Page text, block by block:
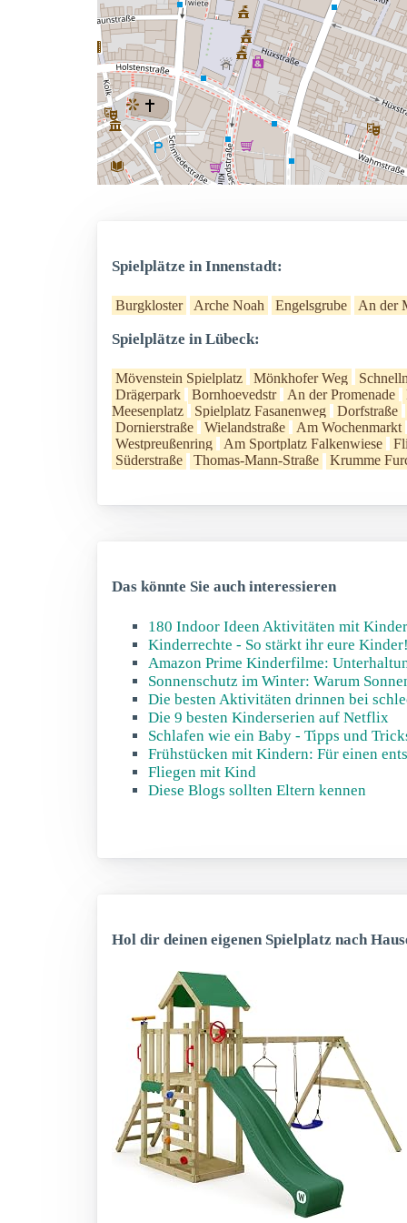
Spielplätze in Innenstadt:
Burgkloster Arche Noah Engelsgrube An der
Spielplätze in Lübeck:
Mövenstein Spielplatz Mönkhofer Weg
Drägerpark
Bornhoevedstr An der Promenade
Meesenplatz
Spielplatz Fasanenweg
Dorfstraße
Dornierstraße
Wielandstraße
Am Wochenmarkt
Westpreußenring
Am Sportplatz Falkenwiese
Süderstraße
Thomas-Mann-Straße Krumme
Das könnte Sie auch interessieren
180 Indoor Ideen Aktivitäten mit
Kinderrechte - So stärkt ihr eure
Amazon Prime Kinderfilme:
Sonnenschutz im Winter: Warum
Die besten Aktivitäten drinnen bei
Die 9 besten Kinderserien auf Netflix
Schlafen wie ein Baby - Tipps und
Frühstücken mit Kindern: Für einen
Fliegen mit Kind
Diese Blogs sollten Eltern kennen
Hol dir deinen eigenen Spielplatz nach